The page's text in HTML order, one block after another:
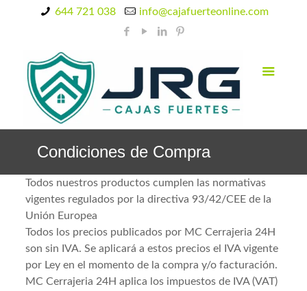
644 721 038 info@cajafuerteonline.com
Condiciones de Compra
Todos nuestros productos cumplen las normativas
vigentes regulados por la directiva 93/42/CEE de la
Unión Europea
Todos los precios publicados por MC Cerrajeria 24H
son sin IVA. Se aplicará a estos precios el IVA vigente
por Ley en el momento de la compra y/o facturación.
MC Cerrajeria 24H aplica los impuestos de IVA (VAT)